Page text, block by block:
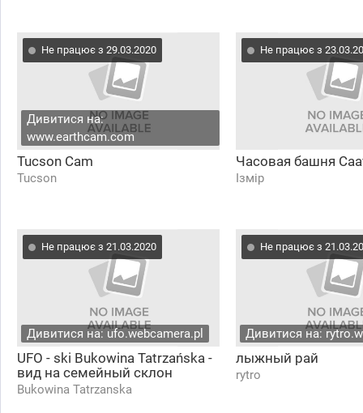
Не працює з 29.03.2020
Дивитися на:
www.earthcam.com
Tucson Cam
Tucson
Не працює з
Часовая башня
Ізмір
Не працює з 21.03.2020
Дивитися на: ufo.webcamera.pl
UFO - ski Bukowina Tatrzańska -
вид на семейный склон
Bukowina Tatrzanska
Не працює з
Дивитися на:
лыжный рай
rytro